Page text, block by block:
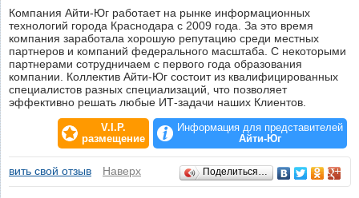
Компания Айти-Юг работает на рынке информационных
технологий города Краснодара с 2009 года. За это время
компания заработала хорошую репутацию среди местных
партнеров и компаний федерального масштаба. С некоторыми
партнерами сотрудничаем с первого года образования
компании. Коллектив Айти-Юг состоит из квалифицированных
специалистов разных специализаций, что позволяет
эффективно решать любые ИТ-задачи наших Клиентов.
V.I.P.
размещение
Информация для представителей
Айти-Юг
Отзывы
свой отзыв Наверх Поделиться…